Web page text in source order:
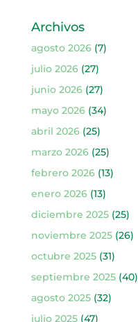
Archivos
agosto 2026(7)
julio 2026(27)
junio 2026(27)
mayo 2026(34)
abril 2026(25)
marzo 2026(25)
febrero 2026(13)
enero 2026(13)
diciembre 2025(25)
noviembre 2025(26)
octubre 2025(31)
septiembre 2025(40)
agosto 2025(32)
julio 2025(47)